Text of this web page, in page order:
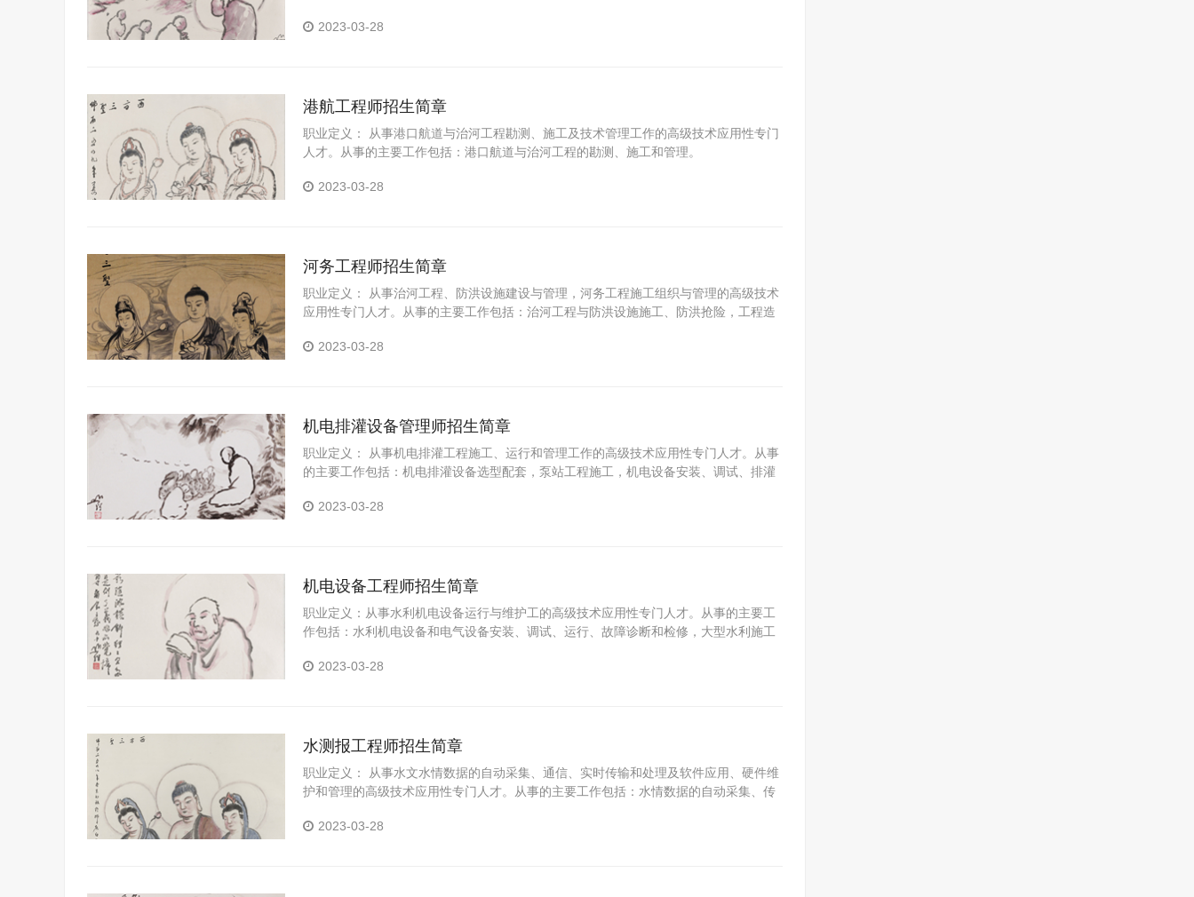
2023-03-28
港航工程师招生简章
职业定义： 从事港口航道与治河工程勘测、施工及技术管理工作的高级技术应用性专门
人才。从事的主要工作包括：港口航道与治河工程的勘测、施工和管理。
2023-03-28
河务工程师招生简章
职业定义： 从事治河工程、防洪设施建设与管理，河务工程施工组织与管理的高级技术
应用性专门人才。从事的主要工作包括：治河工程与防洪设施施工、防洪抢险，工程造
2023-03-28
机电排灌设备管理师招生简章
职业定义： 从事机电排灌工程施工、运行和管理工作的高级技术应用性专门人才。从事
的主要工作包括：机电排灌设备选型配套，泵站工程施工，机电设备安装、调试、排灌
2023-03-28
机电设备工程师招生简章
职业定义：从事水利机电设备运行与维护工的高级技术应用性专门人才。从事的主要工
作包括：水利机电设备和电气设备安装、调试、运行、故障诊断和检修，大型水利施工
2023-03-28
水测报工程师招生简章
职业定义： 从事水文水情数据的自动采集、通信、实时传输和处理及软件应用、硬件维
护和管理的高级技术应用性专门人才。从事的主要工作包括：水情数据的自动采集、传
2023-03-28